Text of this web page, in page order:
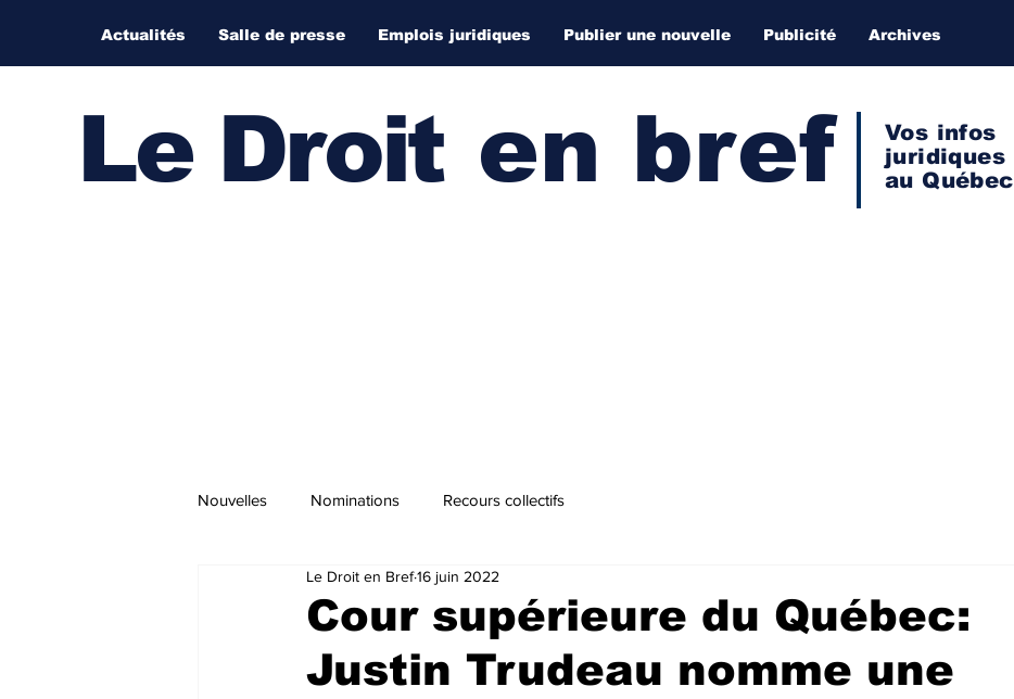
Actualités Salle de presse Emplois juridiques Publier une nouvelle Publicité Archives
Le Droit en bref
Vos infos
juridiques
au Québec
Nouvelles Nominations Recours collectifs
Cour supérieure du Québec:
Justin Trudeau nomme une
Le Droit en Bref16 juin 2022